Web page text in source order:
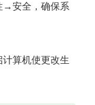
→安全，确保系
计算机使更改生